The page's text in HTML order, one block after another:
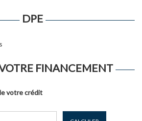
DPE
FINANCEMENT
votre crédit